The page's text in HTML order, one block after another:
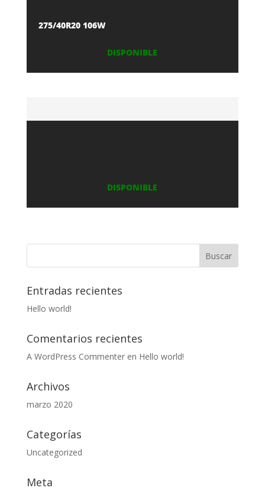
275/40R20 106W
DISPONIBLE
DISPONIBLE
Entradas recientes
Hello world!
Comentarios recientes
A WordPress Commenteren Hello world!
Archivos
marzo 2020
Categorías
Uncategorized
Meta